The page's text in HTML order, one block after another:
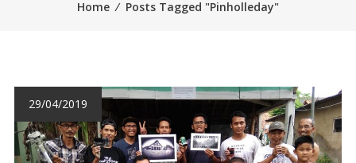
Home ⁄ Posts Tagged "Pinholleday"
29/04/2019